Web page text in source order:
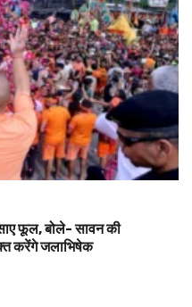
फूल, बोले- सावन की
करेंगे जलाभिषेक